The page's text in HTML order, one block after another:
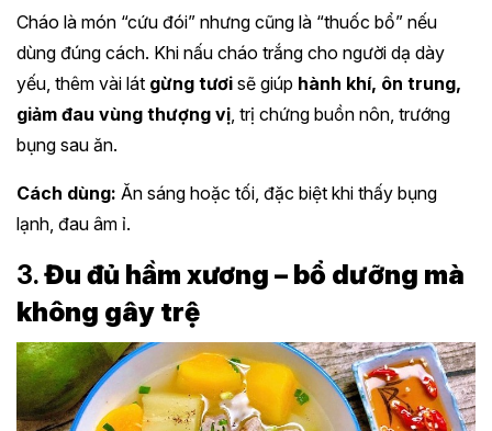
Cháo là món “cứu đói” nhưng cũng là “thuốc bổ” nếu
dùng đúng cách. Khi nấu cháo trắng cho người dạ dày
yếu, thêm vài lát gừng tươi sẽ giúp hành khí, ôn trung,
giảm đau vùng thượng vị , trị chứng buồn nôn, trướng
bụng sau ăn.
Cách dùng: Ăn sáng hoặc tối, đặc biệt khi thấy bụng
lạnh, đau âm ỉ.
3.Đu đủ hầm xương – bổ dưỡng mà
không gây trệ